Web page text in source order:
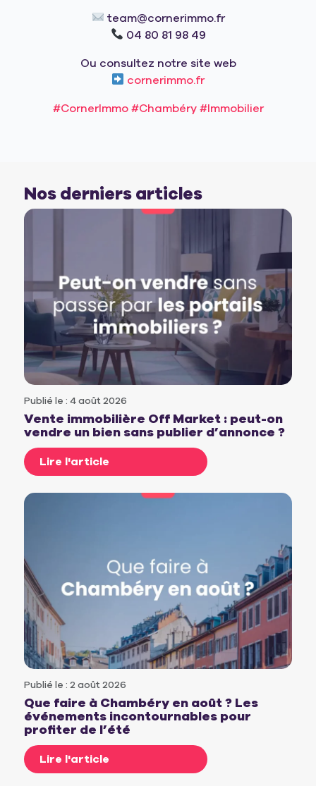
team@cornerimmo.fr
04 80 81 98 49
Ou consultez notre site web
cornerimmo.fr
#CornerImmo #Chambéry #Immobilier
Nos derniers articles
Publié le : 4 août 2026
Vente immobilière Off Market : peut-on
vendre un bien sans publier d’annonce ?
Lire l'article
Publié le : 2 août 2026
Que faire à Chambéry en août ? Les
événements incontournables pour
profiter de l’été
Lire l'article